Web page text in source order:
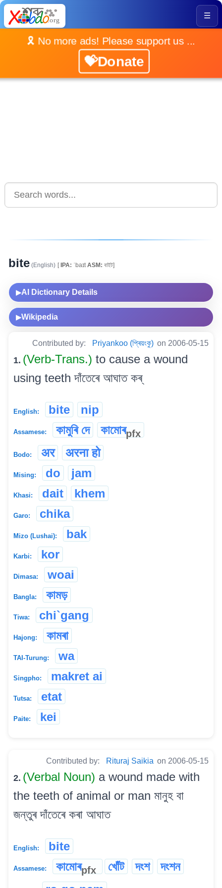
☰
🎗️ No more ads! Please support us ...
💝Donate
bite (English) [IPA: ˈbaɪtASM: বাইট]
▶AI Dictionary Details
▶Wikipedia
Contributed by: Priyankoo (প্ৰিয়ংকু) on 2006-05-15
1. (Verb-Trans.) to cause a wound
using teeth দাঁতেৰে আঘাত কৰ্
English: bite nip
Assamese: কামুৰি দে কামোৰpfx
Bodo: अर अरना हो
Mising: do jam
Khasi: dait khem
Garo: chika
Mizo (Lushai): bak
Karbi: kor
Dimasa: woai
Bangla: কামড়
Tiwa: chi`gang
Hajong: কামৰা
TAI-Turung: wa
Singpho: makret ai
Tutsa: etat
Paite: kei
Contributed by: Rituraj Saikia on 2006-05-15
2. (Verbal Noun) a wound made with
the teeth of animal or man মানুহ বা
জন্তুৰ দাঁতেৰে কৰা আঘাত
English: bite
Assamese: কামোৰpfx খোঁট দংশ দংশন